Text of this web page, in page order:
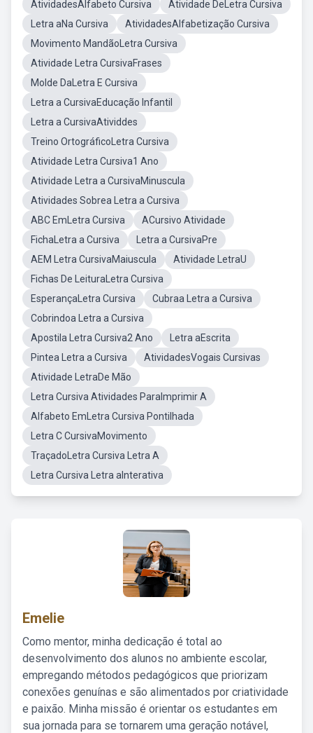
AtividadesAlfabeto Cursiva
Atividade DeLetra Cursiva
Letra aNa Cursiva
AtividadesAlfabetização Cursiva
Movimento MandãoLetra Cursiva
Atividade Letra CursivaFrases
Molde DaLetra E Cursiva
Letra a CursivaEducação Infantil
Letra a CursivaAtividdes
Treino OrtográficoLetra Cursiva
Atividade Letra Cursiva1 Ano
Atividade Letra a CursivaMinuscula
Atividades Sobrea Letra a Cursiva
ABC EmLetra Cursiva
ACursivo Atividade
FichaLetra a Cursiva
Letra a CursivaPre
AEM Letra CursivaMaiuscula
Atividade LetraU
Fichas De LeituraLetra Cursiva
EsperançaLetra Cursiva
Cubraa Letra a Cursiva
Cobrindoa Letra a Cursiva
Apostila Letra Cursiva2 Ano
Letra aEscrita
Pintea Letra a Cursiva
AtividadesVogais Cursivas
Atividade LetraDe Mão
Letra Cursiva Atividades ParaImprimir A
Alfabeto EmLetra Cursiva Pontilhada
Letra C CursivaMovimento
TraçadoLetra Cursiva Letra A
Letra Cursiva Letra aInterativa
Emelie
Como mentor, minha dedicação é total ao
desenvolvimento dos alunos no ambiente escolar,
empregando métodos pedagógicos que priorizam
conexões genuínas e são alimentados por criatividade
e paixão. Minha missão é orientar os estudantes em
sua jornada para se tornarem uma geração notável,